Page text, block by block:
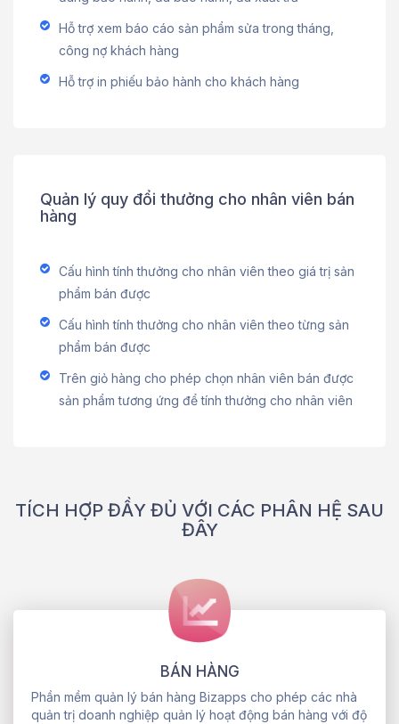
Hỗ trợ xem báo cáo sản phẩm sửa trong tháng,
công nợ khách hàng
Hỗ trợ in phiếu bảo hành cho khách hàng
Quản lý quy đổi thưởng cho nhân viên bán
hàng
Cấu hình tính thưởng cho nhân viên theo giá trị sản
phẩm bán được
Cấu hình tính thưởng cho nhân viên theo từng sản
phẩm bán được
Trên giỏ hàng cho phép chọn nhân viên bán được
sản phẩm tương ứng để tính thưởng cho nhân viên
TÍCH HỢP ĐẦY ĐỦ VỚI CÁC PHÂN HỆ SAU
ĐÂY
BÁN HÀNG
Phần mềm quản lý bán hàng Bizapps cho phép các nhà
quản trị doanh nghiệp quản lý hoạt động bán hàng với độ